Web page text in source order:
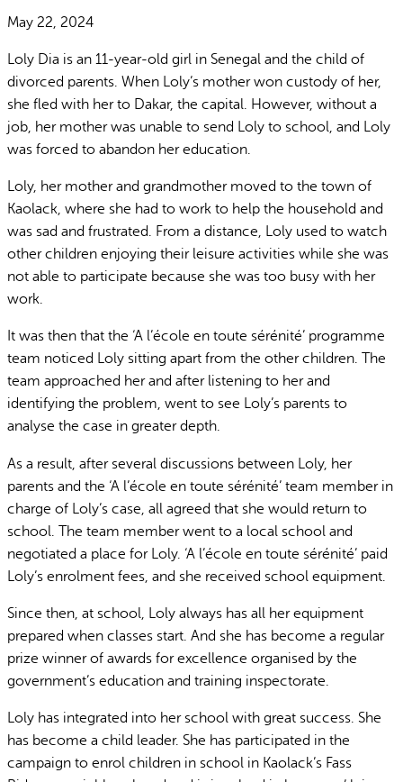
May 22, 2024
Loly Dia is an 11-year-old girl in Senegal and the child of
divorced parents. When Loly’s mother won custody of her,
she fled with her to Dakar, the capital. However, without a
job, her mother was unable to send Loly to school, and Loly
was forced to abandon her education.
Loly, her mother and grandmother moved to the town of
Kaolack, where she had to work to help the household and
was sad and frustrated. From a distance, Loly used to watch
other children enjoying their leisure activities while she was
not able to participate because she was too busy with her
work.
It was then that the ‘A l’école en toute sérénité’ programme
team noticed Loly sitting apart from the other children. The
team approached her and after listening to her and
identifying the problem, went to see Loly’s parents to
analyse the case in greater depth.
As a result, after several discussions between Loly, her
parents and the ‘A l’école en toute sérénité’ team member in
charge of Loly’s case, all agreed that she would return to
school. The team member went to a local school and
negotiated a place for Loly. ‘A l’école en toute sérénité’ paid
Loly’s enrolment fees, and she received school equipment.
Since then, at school, Loly always has all her equipment
prepared when classes start. And she has become a regular
prize winner of awards for excellence organised by the
government’s education and training inspectorate.
Loly has integrated into her school with great success. She
has become a child leader. She has participated in the
campaign to enrol children in school in Kaolack’s Fass